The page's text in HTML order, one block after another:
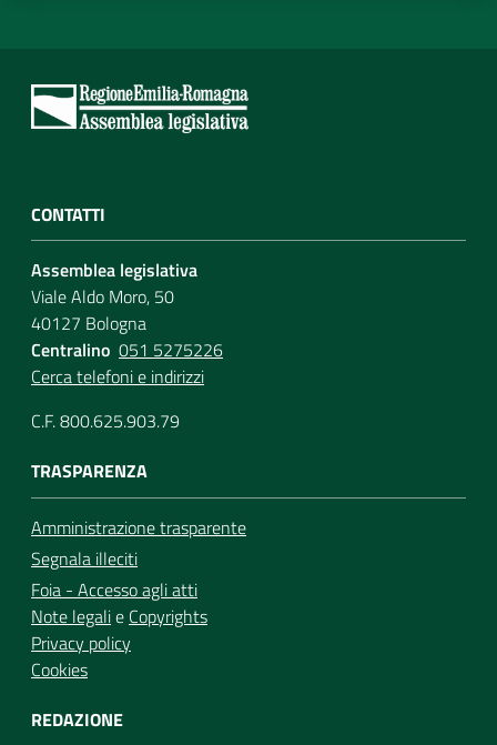
CONTATTI
Assemblea legislativa
Viale Aldo Moro, 50
40127 Bologna
Centralino 051 5275226
Cerca telefoni e indirizzi
C.F. 800.625.903.79
TRASPARENZA
Amministrazione trasparente
Segnala illeciti
Foia - Accesso agli atti
Note legalie Copyrights
Privacy policy
Cookies
REDAZIONE